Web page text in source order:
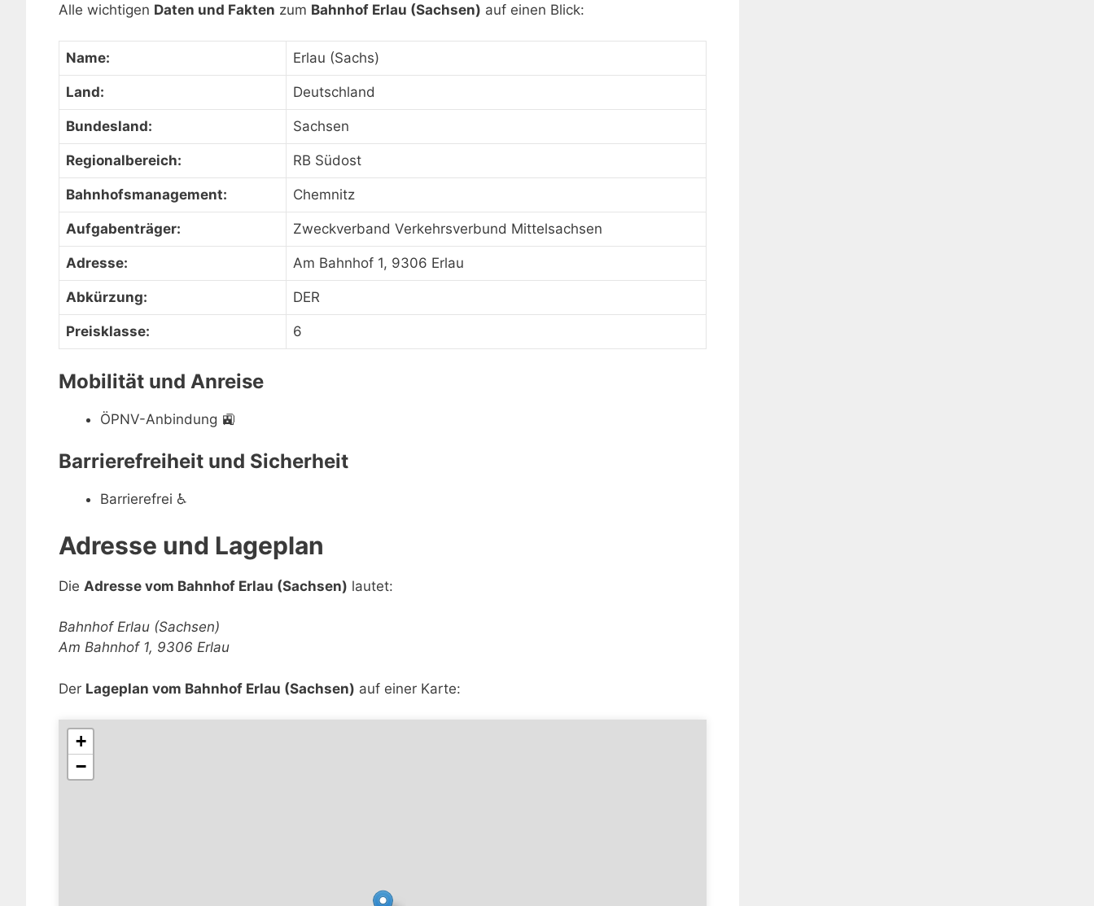
Alle wichtigen Daten und Fakten zum Bahnhof Erlau (Sachsen) auf einen Blick:
Name: Erlau (Sachs)
Land: Deutschland
Bundesland: Sachsen
Regionalbereich: RB Südost
Bahnhofsmanagement: Chemnitz
Aufgabenträger: Zweckverband Verkehrsverbund Mittelsachsen
Adresse: Am Bahnhof 1, 9306 Erlau
Abkürzung: DER
Preisklasse: 6
Mobilität und Anreise
ÖPNV-Anbindung 🚉
Barrierefreiheit und Sicherheit
Barrierefrei ♿
Adresse und Lageplan
Die Adresse vom Bahnhof Erlau (Sachsen) lautet:
Bahnhof Erlau (Sachsen)
Am Bahnhof 1, 9306 Erlau
Der Lageplan vom Bahnhof Erlau (Sachsen) auf einer Karte:
+
−